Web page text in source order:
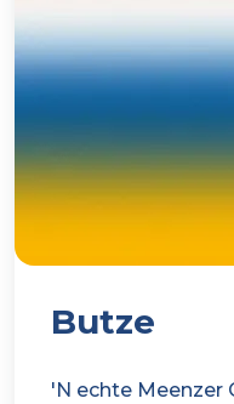
Butze
'N echte Meenzer